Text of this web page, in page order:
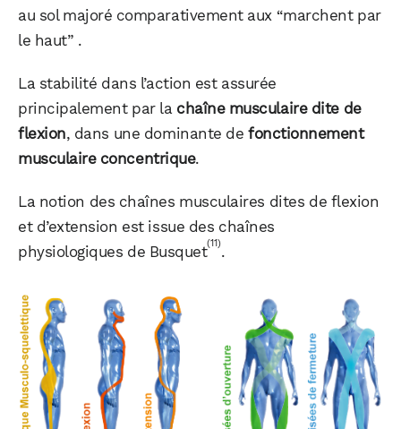
au sol majoré comparativement aux “marchent par
le haut” .
La stabilité dans l’action est assurée
principalement par la chaîne musculaire dite de
flexion, dans une dominante defonctionnement
musculaire concentrique.
La notion des chaînes musculaires dites de flexion
et d’extension est issue des chaînes
physiologiques de Busquet(11).